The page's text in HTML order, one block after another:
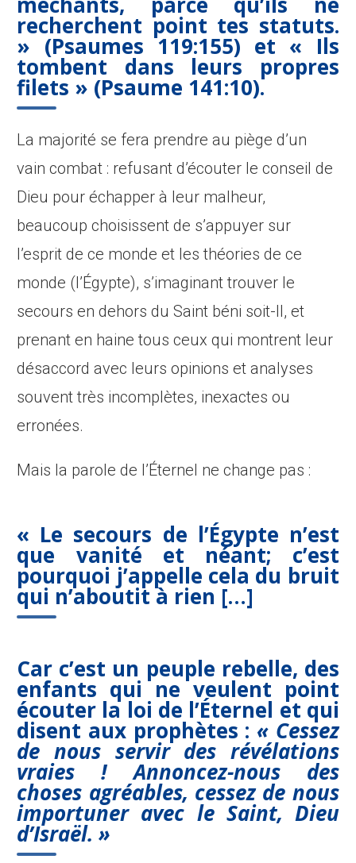
recherchent point tes statuts.
» (Psaumes 119:155) et « Ils
tombent dans leurs propres
filets » (Psaume 141:10).
La majorité se fera prendre au piège d’un
vain combat : refusant d’écouter le conseil de
Dieu pour échapper à leur malheur,
beaucoup choisissent de s’appuyer sur
l’esprit de ce monde et les théories de ce
monde (l’Égypte), s’imaginant trouver le
secours en dehors du Saint béni soit-Il, et
prenant en haine tous ceux qui montrent leur
désaccord avec leurs opinions et analyses
souvent très incomplètes, inexactes ou
erronées.
Mais la parole de l’Éternel ne change pas :
« Le secours de l’Égypte n’est
que vanité et néant; c’est
pourquoi j’appelle cela du bruit
qui n’aboutit à rien […]
Car c’est un peuple rebelle, des
enfants qui ne veulent point
écouter la loi de l’Éternel et qui
disent aux prophètes : « Cessez
de nous servir des révélations
vraies ! Annoncez-nous des
choses agréables, cessez de nous
importuner avec le Saint, Dieu
d’Israël. »